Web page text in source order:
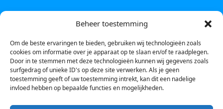
Beheer toestemming
Om de beste ervaringen te bieden, gebruiken wij technologieën zoals
cookies om informatie over je apparaat op te slaan en/of te raadplegen.
Door in te stemmen met deze technologieën kunnen wij gegevens zoals
surfgedrag of unieke ID's op deze site verwerken. Als je geen
toestemming geeft of uw toestemming intrekt, kan dit een nadelige
invloed hebben op bepaalde functies en mogelijkheden.
Tel :0850601800
Whatsapp : 0623388306